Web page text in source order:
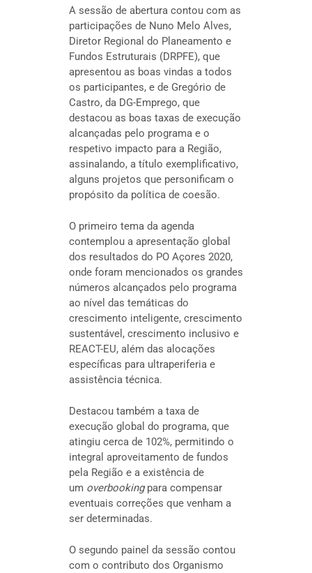
A sessão de abertura contou com as
participações de Nuno Melo Alves,
Diretor Regional do Planeamento e
Fundos Estruturais (DRPFE), que
apresentou as boas vindas a todos
os participantes, e de Gregório de
Castro, da DG-Emprego, que
destacou as boas taxas de execução
alcançadas pelo programa e o
respetivo impacto para a Região,
assinalando, a título exemplificativo,
alguns projetos que personificam o
propósito da política de coesão.
O primeiro tema da agenda
contemplou a apresentação global
dos resultados do PO Açores 2020,
onde foram mencionados os grandes
números alcançados pelo programa
ao nível das temáticas do
crescimento inteligente, crescimento
sustentável, crescimento inclusivo e
REACT-EU, além das alocações
específicas para ultraperiferia e
assistência técnica.
Destacou também a taxa de
execução global do programa, que
atingiu cerca de 102%, permitindo o
integral aproveitamento de fundos
pela Região e a existência de
um overbookingpara compensar
eventuais correções que venham a
ser determinadas.
O segundo painel da sessão contou
com o contributo dos Organismo